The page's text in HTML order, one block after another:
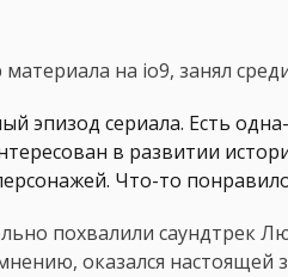
на io9, занял
эпизод сериала. Есть
в развитии
Что-то
похвалили саундтрек
оказался настоящей